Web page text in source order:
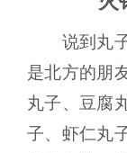
说到丸子
是北方的朋
丸子、豆腐
子、虾仁丸